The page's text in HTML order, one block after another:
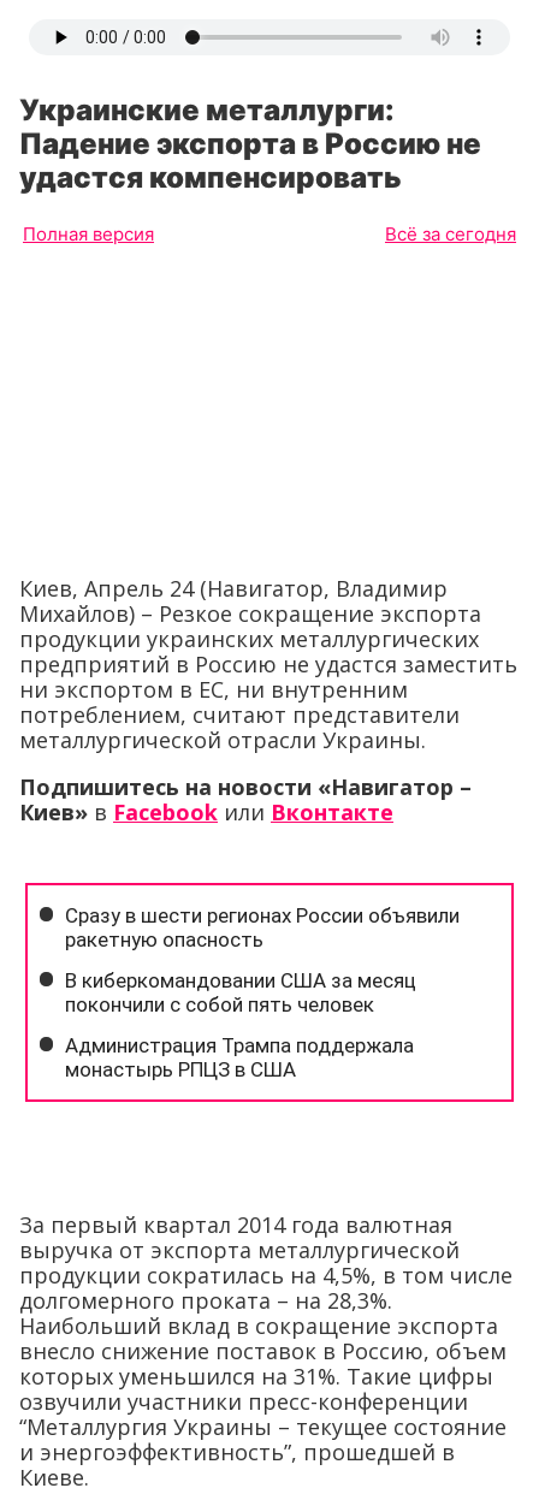
Украинские металлурги:
Падение экспорта в Россию не
удастся компенсировать
Полная версия Всё за сегодня
Киев, Апрель 24 (Навигатор, Владимир
Михайлов) – Резкое сокращение экспорта
продукции украинских металлургических
предприятий в Россию не удастся заместить
ни экспортом в ЕС, ни внутренним
потреблением, считают представители
металлургической отрасли Украины.
Подпишитесь на новости «Навигатор –
Киев» в Facebook или Вконтакте
За первый квартал 2014 года валютная
выручка от экспорта металлургической
продукции сократилась на 4,5%, в том числе
долгомерного проката – на 28,3%.
Наибольший вклад в сокращение экспорта
внесло снижение поставок в Россию, объем
которых уменьшился на 31%. Такие цифры
озвучили участники пресс-конференции
“Металлургия Украины – текущее состояние
и энергоэффективность”, прошедшей в
Киеве.